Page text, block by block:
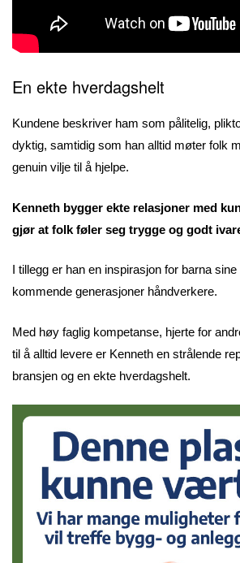
En ekte hverdagshelt
Kundene beskriver ham som pålitelig,
dyktig, samtidig som han alltid møter folk
genuin vilje til å hjelpe.
Kenneth bygger ekte relasjoner med
gjør at folk føler seg trygge og godt
I tillegg er han en inspirasjon for barna
kommende generasjoner håndverkere.
Med høy faglig kompetanse, hjerte for
til å alltid levere er Kenneth en strålende
bransjen og en ekte hverdagshelt.